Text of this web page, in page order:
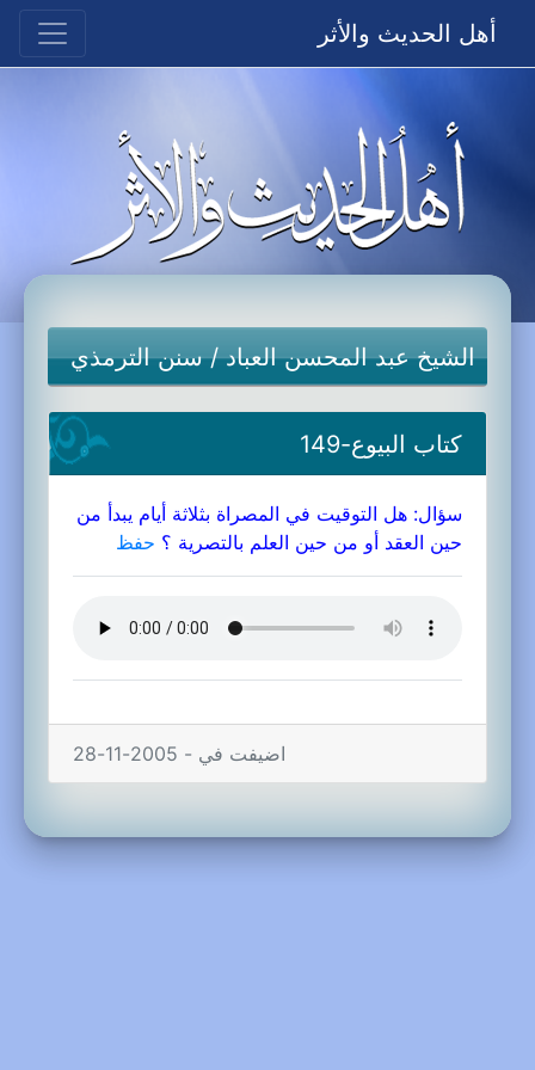
أهل الحديث والأثر
الشيخ عبد المحسن العباد/سنن الترمذي
كتاب البيوع-149
سؤال: هل التوقيت في المصراة بثلاثة أيام يبدأ من
حين العقد أو من حين العلم بالتصرية ؟ حفظ
اضيفت في - 2005-11-28